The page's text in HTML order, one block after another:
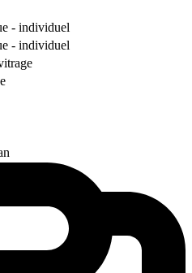
- individuel
- individuel